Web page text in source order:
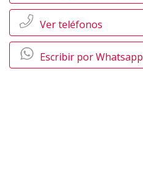
Ver teléfonos
Escribir por Whatsapp